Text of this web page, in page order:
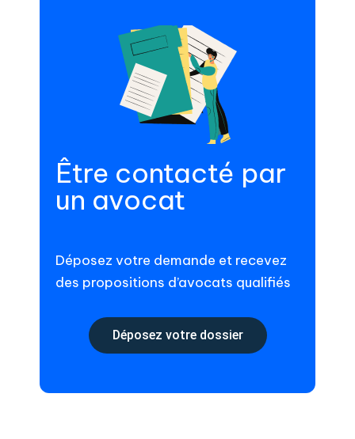
Être contacté par
un avocat
Déposez votre demande et recevez
des propositions d’avocats qualifiés
Déposez votre dossier